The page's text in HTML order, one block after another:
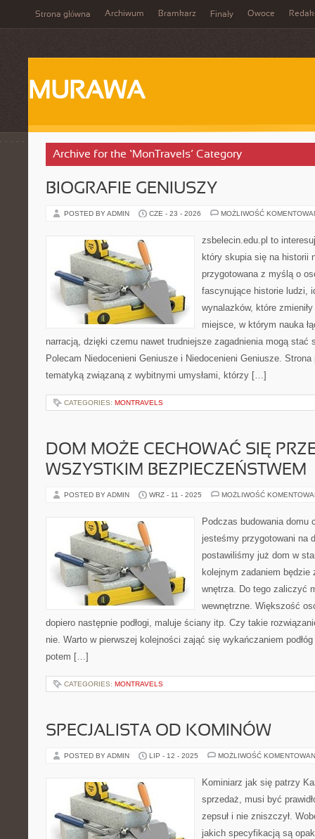
Strona główna Archiwum Bramkarz Finały Owoce
MURAWA
Archive for the ‘MonTravels’ Category
BIOGRAFIE GENIUSZY
POSTED BY ADMIN CZE - 23 - 2026 MOŻLIWOŚĆ
zsbelecin.edu.pl to
który skupia się na historii
przygotowana z myślą o
fascynujące historie ludzi,
wynalazków, które
miejsce, w którym nauka
narracją, dzięki czemu nawet trudniejsze zagadnienia mogą stać
Polecam Niedocenieni Geniusze i Niedocenieni Geniusze.
tematyką związaną z wybitnymi umysłami, którzy […]
CATEGORIES: MONTRAVELS
DOM MOŻE CECHOWAĆ SIĘ
WSZYSTKIM BEZPIECZEŃSTWEM
POSTED BY ADMIN WRZ - 11 - 2025 MOŻLIWOŚĆ
Podczas budowania domu
jesteśmy przygotowani na
postawiliśmy już dom w
kolejnym zadaniem
wnętrza. Do tego zaliczyć
wewnętrzne. Większość
dopiero następnie podłogi, maluje ściany itp. Czy takie
nie. Warto w pierwszej kolejności zająć się wykańczaniem
potem […]
CATEGORIES: MONTRAVELS
SPECJALISTA OD KOMINÓW
POSTED BY ADMIN LIP - 12 - 2025 MOŻLIWOŚĆ
Kominiarz jak się patrzy
sprzedaż, musi być
zepsuł i nie zniszczył.
jakich specyfikacją są